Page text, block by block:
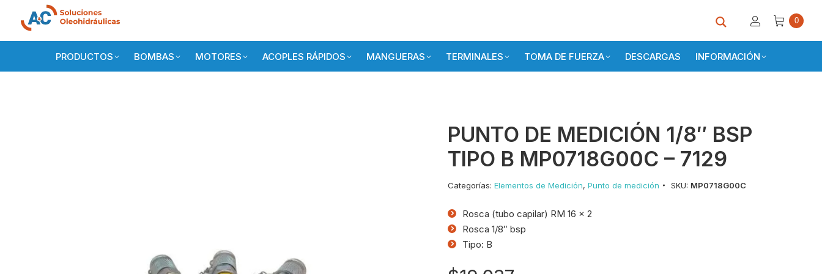
0
PRODUCTOS BOMBAS MOTORES ACOPLES RÁPIDOS MANGUERAS TERMINALES TOMA DE FUERZA DESCARGAS INFORMACIÓN
PUNTO DE MEDICIÓN 1/8″ BSP
TIPO B MP0718G00C – 7129
Categorías: Elementos de Medición, Punto de medición SKU: MP0718G00C
Rosca (tubo capilar) RM 16 x 2
Rosca 1/8″ bsp
Tipo: B